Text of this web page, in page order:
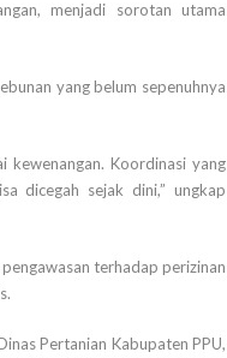
menjadi sorotan utama
yang belum sepenuhnya
kewenangan. Koordinasi yang
dicegah sejak dini,” ungkap
terhadap perizinan
Pertanian Kabupaten PPU,